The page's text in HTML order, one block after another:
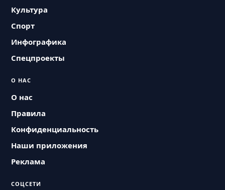
Культура
Спорт
Инфографика
Спецпроекты
О НАС
О нас
Правила
Конфиденциальность
Наши приложения
Реклама
СОЦСЕТИ